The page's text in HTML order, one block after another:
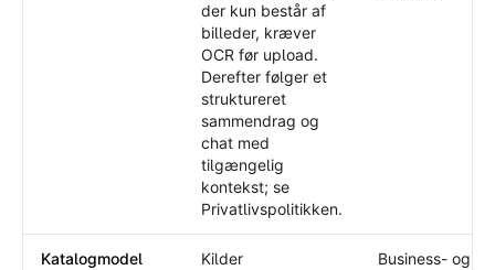
der kun består af
billeder, kræver
OCR før upload.
Derefter følger et
struktureret
sammendrag og
chat med
tilgængelig
kontekst; se
Privatlivspolitikken.
Katalogmodel Kilder
Business- og